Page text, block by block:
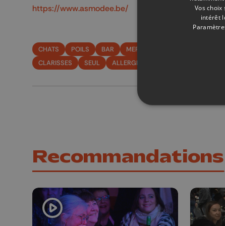
https://www.asmodee.be/
CHATS POILS BAR MERLIX
CLARISSES
SEUL ALLERGIQUES
Recommandations
Vos
intérêt